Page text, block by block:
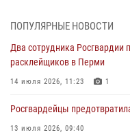
юных спортсменов
03 августа 2026, 10:59
30 июля 2026, 05:19
ПОПУЛЯРНЫЕ НОВОСТИ
Два сотрудника Росгвардии
расклейщиков в Перми
14 июля 2026, 11:23 1
Росгвардейцы
13 июля 2026, 09:40